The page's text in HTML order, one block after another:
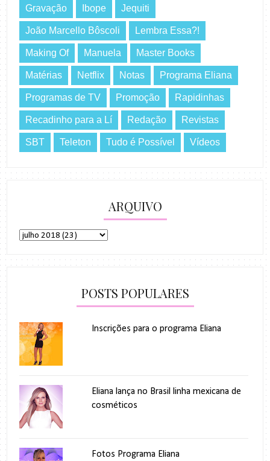
Gravação Ibope Jequiti
João Marcello Bôscoli Lembra Essa?!
Making Of Manuela Master Books
Matérias Netflix Notas Programa Eliana
Programas de TV Promoção Rapidinhas
Recadinho para a Lí Redação Revistas
SBT Teleton Tudo é Possível Vídeos
ARQUIVO
POSTS POPULARES
Inscrições para o programa Eliana
Eliana lança no Brasil linha mexicana de
cosméticos
Fotos Programa Eliana